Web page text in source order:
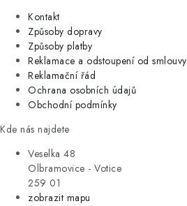
Kontakt
Způsoby dopravy
Způsoby platby
Reklamace a odstoupení od smlouvy
Reklamační řád
Ochrana osobních údajů
Obchodní podmínky
Kde nás najdete
Veselka 48
Olbramovice - Votice
259 01
zobrazit mapu
KUCHYNĚ
ORGANIZACE
DOMÁCNOST
ÚKLID
VÝPRODEJ
ZNAČKY